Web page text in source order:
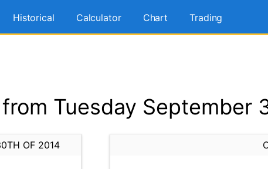
Historical Calculator Chart Trading
Tuesday September
OF 2014